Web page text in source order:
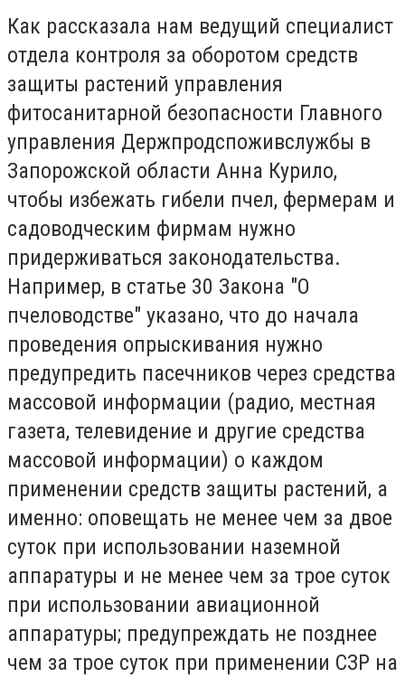
Как рассказала нам ведущий специалист
отдела контроля за оборотом средств
защиты растений управления
фитосанитарной безопасности Главного
управления Держпродспоживслужбы в
Запорожской области Анна Курило,
чтобы избежать гибели пчел, фермерам и
садоводческим фирмам нужно
придерживаться законодательства.
Например, в статье 30 Закона "О
пчеловодстве" указано, что до начала
проведения опрыскивания нужно
предупредить пасечников через средства
массовой информации (радио, местная
газета, телевидение и другие средства
массовой информации) о каждом
применении средств защиты растений, а
именно: оповещать не менее чем за двое
суток при использовании наземной
аппаратуры и не менее чем за трое суток
при использовании авиационной
аппаратуры; предупреждать не позднее
чем за трое суток при применении СЗР на